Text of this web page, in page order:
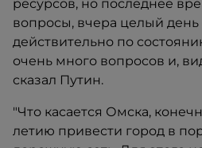
ресурсов, но последнее
вопросы, вчера целый день
действительно по
очень много вопросов и,
сказал Путин.
"Что касается Омска,
летию привести город в